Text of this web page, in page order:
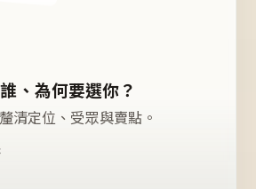
、為何要選你？
清定位、受眾與賣點。